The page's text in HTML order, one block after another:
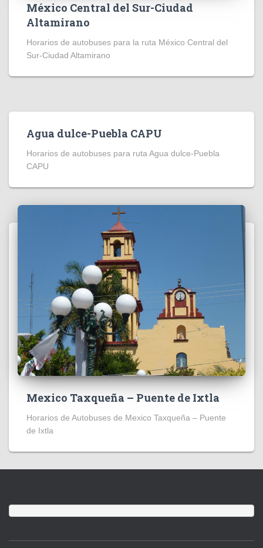
México Central del Sur-Ciudad
Altamirano
Horarios de autobuses para la ruta México Central del
Sur-Ciudad Altamirano
Agua dulce-Puebla CAPU
Horarios de autobuses para ruta Agua dulce-Puebla
CAPU
Mexico Taxqueña – Puente de Ixtla
Horarios de Autobuses de Mexico Taxqueña – Puente
de Ixtla